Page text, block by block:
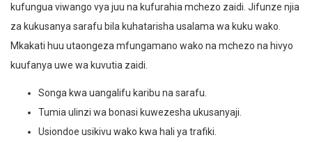
kufungua viwango vya juu na kufurahia mchezo zaidi. Jifunze njia
za kukusanya sarafu bila kuhatarisha usalama wa kuku wako.
Mkakati huu utaongeza mfungamano wako na mchezo na hivyo
kuufanya uwe wa kuvutia zaidi.
Songa kwa uangalifu karibu na sarafu.
Tumia ulinzi wa bonasi kuwezesha ukusanyaji.
Usiondoe usikivu wako kwa hali ya trafiki.